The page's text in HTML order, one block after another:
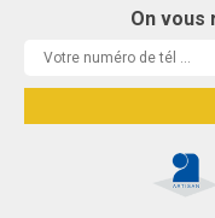
On vous